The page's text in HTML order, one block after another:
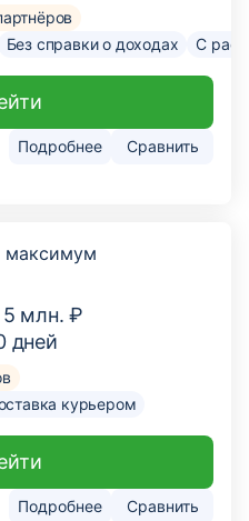
Без справки о доходах С
Подробнее Сравнить
максимум
5 млн. ₽
дней
курьером
Подробнее Сравнить